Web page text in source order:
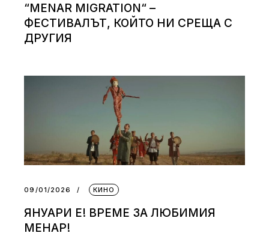
“MENAR MIGRATION“ –
ФЕСТИВАЛЪТ, КОЙТО НИ СРЕЩА С
ДРУГИЯ
09/01/2026 КИНО
ЯНУАРИ Е! ВРЕМЕ ЗА ЛЮБИМИЯ
МЕНАР!